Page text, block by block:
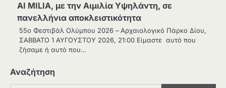
AI MILIA, με την Αιμιλία Υψηλάντη, σε
πανελλήνια αποκλειστικότητα
55ο Φεστιβάλ Ολύμπου 2026 – Αρχαιολογικό Πάρκο Δίου,
ΣΑΒΒΑΤΟ 1 ΑΥΓΟΥΣΤΟΥ 2026, 21:00 Είμαστε αυτό που
ζήσαμε ή αυτό που…
Αναζήτηση